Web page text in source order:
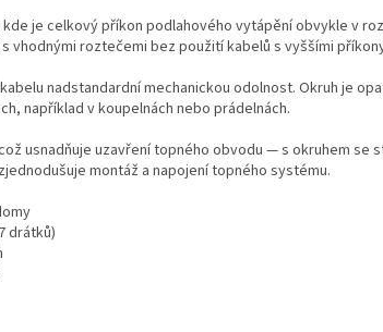
je celkový příkon podlahového vytápění obvykle v
vhodnými roztečemi bez použití kabelů s vyššími
nadstandardní mechanickou odolnost. Okruh je
například v koupelnách nebo prádelnách.
usnadňuje uzavření topného obvodu — s okruhem se
montáž a napojení topného systému.
drátků)